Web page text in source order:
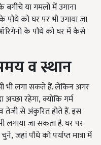
बगीचे या गमलों में उगाना
को घर पर भी उगाया जा
के पौधे को घर में कैसे
व स्थान
भी लगा सकते हैं. लेकिन अगर
अच्छा रहेगा, क्योंकि गर्म
तेजी से अंकुरित होते हैं. इस
जा सकता है. घर पर
पौधे को पर्याप्त मात्रा में